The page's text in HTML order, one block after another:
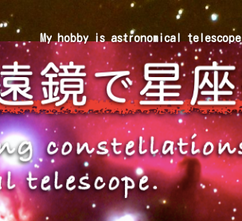
My hobby is astronomical telescope